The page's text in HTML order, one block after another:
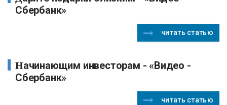
Сбербанк»
читать статью
Начинающим инвесторам - «Видео -
Сбербанк»
читать статью